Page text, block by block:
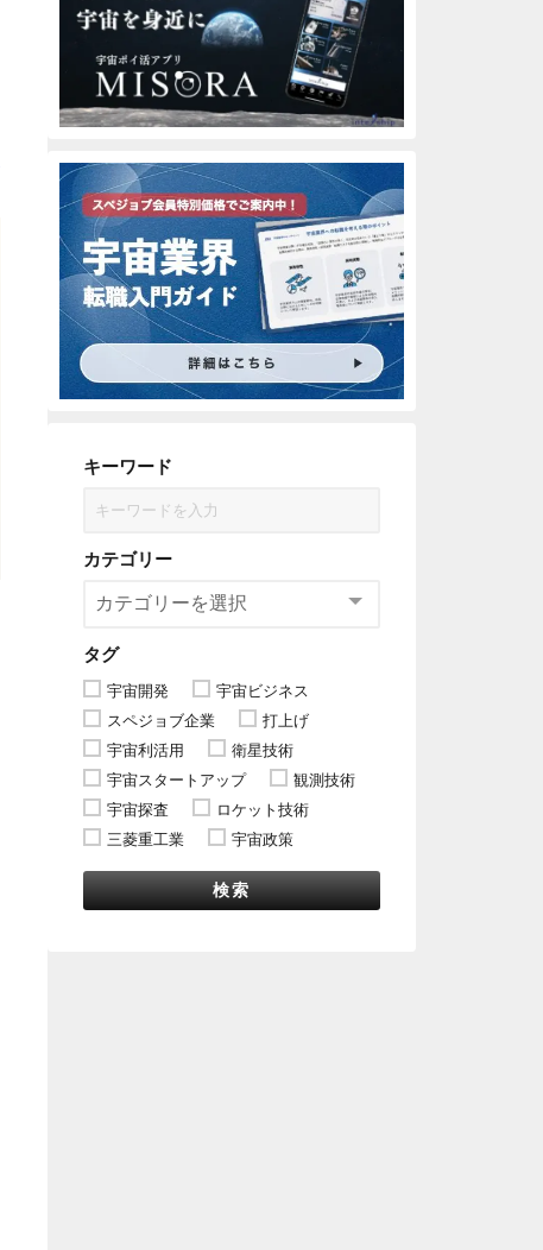
キーワード
カテゴリー
タグ
宇宙開発
宇宙ビジネス
スペジョブ企業
打上げ
宇宙利活用
衛星技術
宇宙スタートアップ
観測技術
宇宙探査
ロケット技術
三菱重工業
宇宙政策
検索